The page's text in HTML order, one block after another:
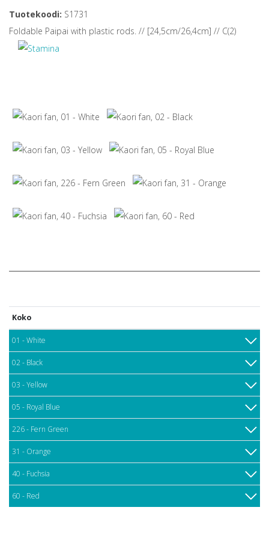
Tuotekoodi: S1731
Foldable Paipai with plastic rods. // [24,5cm/26,4cm] // C(2)
Koko
01 - White
02 - Black
03 - Yellow
05 - Royal Blue
226 - Fern Green
31 - Orange
40 - Fuchsia
60 - Red